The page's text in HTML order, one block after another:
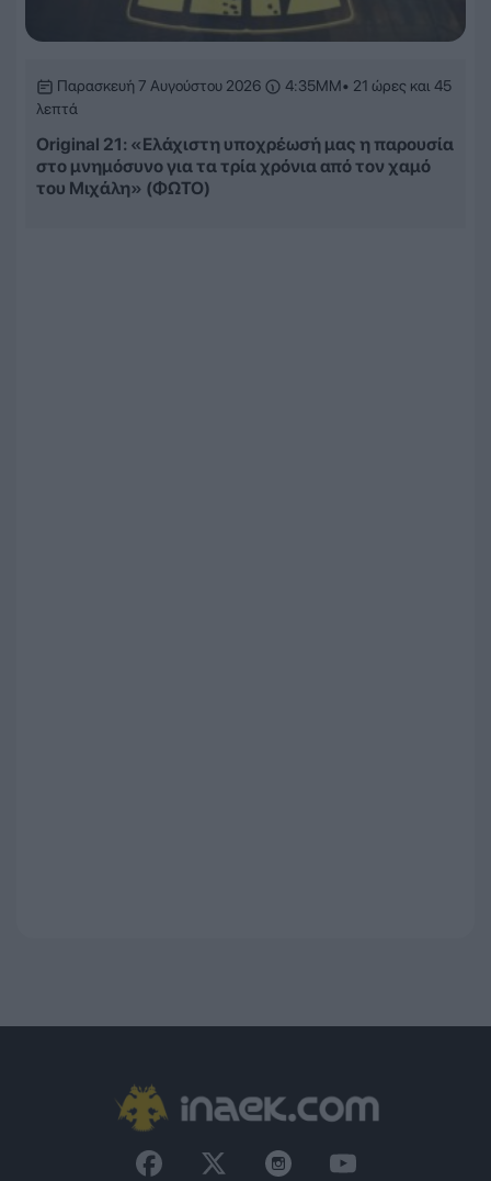
Παρασκευή 7 Αυγούστου 2026 4:35ΜΜ• 21 ώρες και 45
λεπτά
Original 21: «Ελάχιστη υποχρέωσή μας η παρουσία
στο μνημόσυνο για τα τρία χρόνια από τον χαμό
του Μιχάλη» (ΦΩΤΟ)